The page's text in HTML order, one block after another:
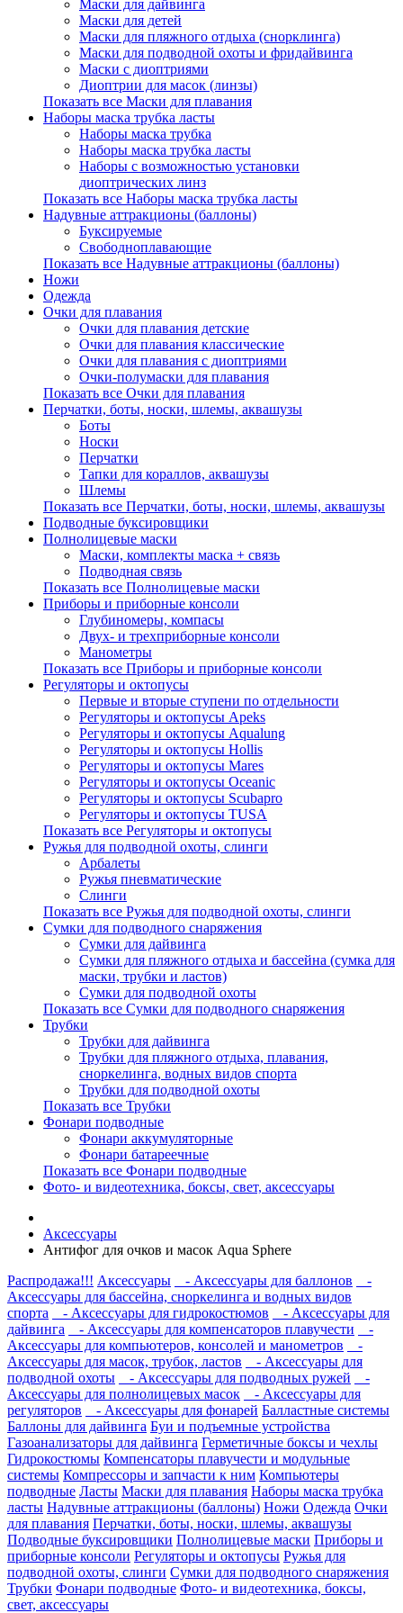
Маски для дайвинга
Маски для детей
Маски для пляжного отдыха (снорклинга)
Маски для подводной охоты и фридайвинга
Маски с диоптриями
Диоптрии для масок (линзы)
Показать все Маски для плавания
Наборы маска трубка ласты
Наборы маска трубка
Наборы маска трубка ласты
Наборы с возможностью установки
диоптрических линз
Показать все Наборы маска трубка ласты
Надувные аттракционы (баллоны)
Буксируемые
Свободноплавающие
Показать все Надувные аттракционы (баллоны)
Ножи
Одежда
Очки для плавания
Очки для плавания детские
Очки для плавания классические
Очки для плавания с диоптриями
Очки-полумаски для плавания
Показать все Очки для плавания
Перчатки, боты, носки, шлемы, аквашузы
Боты
Носки
Перчатки
Тапки для кораллов, аквашузы
Шлемы
Показать все Перчатки, боты, носки, шлемы, аквашузы
Подводные буксировщики
Полнолицевые маски
Маски, комплекты маска + связь
Подводная связь
Показать все Полнолицевые маски
Приборы и приборные консоли
Глубиномеры, компасы
Двух- и трехприборные консоли
Манометры
Показать все Приборы и приборные консоли
Регуляторы и октопусы
Первые и вторые ступени по отдельности
Регуляторы и октопусы Apeks
Регуляторы и октопусы Aqualung
Регуляторы и октопусы Hollis
Регуляторы и октопусы Mares
Регуляторы и октопусы Oceanic
Регуляторы и октопусы Scubapro
Регуляторы и октопусы TUSA
Показать все Регуляторы и октопусы
Ружья для подводной охоты, слинги
Арбалеты
Ружья пневматические
Слинги
Показать все Ружья для подводной охоты, слинги
Сумки для подводного снаряжения
Сумки для дайвинга
Сумки для пляжного отдыха и бассейна (сумка для
маски, трубки и ластов)
Сумки для подводной охоты
Показать все Сумки для подводного снаряжения
Трубки
Трубки для дайвинга
Трубки для пляжного отдыха, плавания,
сноркелинга, водных видов спорта
Трубки для подводной охоты
Показать все Трубки
Фонари подводные
Фонари аккумуляторные
Фонари батареечные
Показать все Фонари подводные
Фото- и видеотехника, боксы, свет, аксессуары
Аксессуары
Антифог для очков и масок Aqua Sphere
Распродажа!!! Аксессуары - Аксессуары для баллонов
-
Аксессуары для бассейна, сноркелинга и водных видов
спорта
- Аксессуары для гидрокостюмов
- Аксессуары для
дайвинга
- Аксессуары для компенсаторов плавучести
-
Аксессуары для компьютеров, консолей и манометров
-
Аксессуары для масок, трубок, ластов
- Аксессуары для
подводной охоты
- Аксессуары для подводных ружей
-
Аксессуары для полнолицевых масок
- Аксессуары для
регуляторов
- Аксессуары для фонарей Балластные системы
Баллоны для дайвинга Буи и подъемные устройства
Газоанализаторы для дайвинга Герметичные боксы и чехлы
Гидрокостюмы Компенсаторы плавучести и модульные
системы Компрессоры и запчасти к ним Компьютеры
подводные Ласты Маски для плавания Наборы маска трубка
ласты Надувные аттракционы (баллоны) Ножи Одежда Очки
для плавания Перчатки, боты, носки, шлемы, аквашузы
Подводные буксировщики Полнолицевые маски Приборы и
приборные консоли Регуляторы и октопусы Ружья для
подводной охоты, слинги Сумки для подводного снаряжения
Трубки Фонари подводные Фото- и видеотехника, боксы,
свет, аксессуары